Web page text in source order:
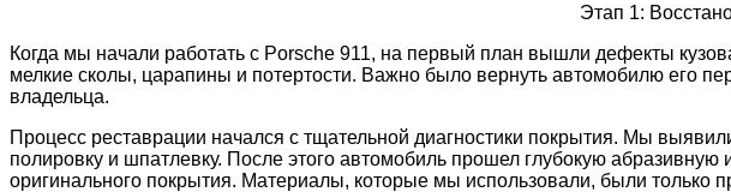
Этап 1:
Когда мы начали работать с Porsche 911, на первый план вышли дефекты
мелкие сколы, царапины и потертости. Важно было вернуть автомобилю его
владельца.
Процесс реставрации начался с тщательной диагностики покрытия. Мы
полировку и шпатлевку. После этого автомобиль прошел глубокую
оригинального покрытия. Материалы, которые мы использовали, были только